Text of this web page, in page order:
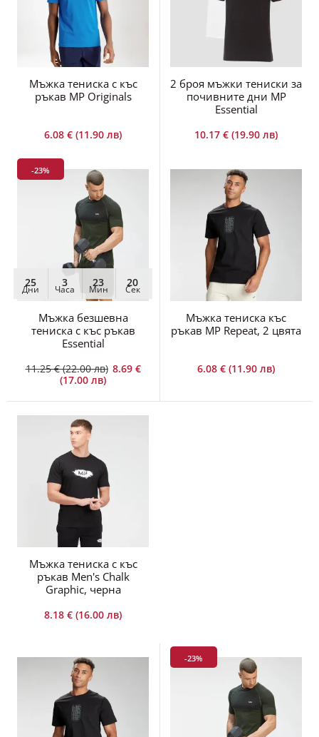
Мъжка тениска с къс
ръкав MP Originals
6.08 € (11.90 лв)
2 броя мъжки тениски за
почивните дни MP
Essential
10.17 € (19.90 лв)
-23%
25
Дни
3
Часа
23
Мин
19
Сек
Мъжка безшевна
тениска с къс ръкав
Essential
11.25 € (22.00 лв) 8.69 €
(17.00 лв)
Мъжка тениска къс
ръкав MP Repeat, 2 цвята
6.08 € (11.90 лв)
Мъжка тениска с къс
ръкав Men's Chalk
Graphic, черна
8.18 € (16.00 лв)
-23%